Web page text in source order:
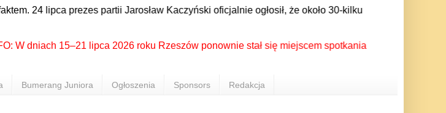
24 lipca prezes partii Jarosław Kaczyński oficjalnie ogłosił, że około 30-kilku posłów
W dniach 15–21 lipca 2026 roku Rzeszów ponownie stał się miejscem spotkania Polonii z całego
Bumerang Juniora Ogłoszenia Sponsors Redakcja